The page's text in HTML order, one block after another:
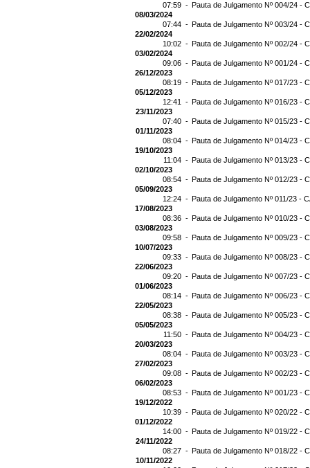
07:59 - Pauta de Julgamento Nº 004/24 -
08/03/2024
07:44 - Pauta de Julgamento Nº 003/24 -
22/02/2024
10:02 - Pauta de Julgamento Nº 002/24 -
03/02/2024
09:06 - Pauta de Julgamento Nº 001/24 -
26/12/2023
08:19 - Pauta de Julgamento Nº 017/23 -
05/12/2023
12:41 - Pauta de Julgamento Nº 016/23 -
23/11/2023
07:40 - Pauta de Julgamento Nº 015/23 -
01/11/2023
08:04 - Pauta de Julgamento Nº 014/23 -
19/10/2023
11:04 - Pauta de Julgamento Nº 013/23 -
02/10/2023
08:54 - Pauta de Julgamento Nº 012/23 -
05/09/2023
12:24 - Pauta de Julgamento Nº 011/23 -
17/08/2023
08:36 - Pauta de Julgamento Nº 010/23 -
03/08/2023
09:58 - Pauta de Julgamento Nº 009/23 -
10/07/2023
09:33 - Pauta de Julgamento Nº 008/23 -
22/06/2023
09:20 - Pauta de Julgamento Nº 007/23 -
01/06/2023
08:14 - Pauta de Julgamento Nº 006/23 -
22/05/2023
08:38 - Pauta de Julgamento Nº 005/23 -
05/05/2023
11:50 - Pauta de Julgamento Nº 004/23 -
20/03/2023
08:04 - Pauta de Julgamento Nº 003/23 -
27/02/2023
09:08 - Pauta de Julgamento Nº 002/23 -
06/02/2023
08:53 - Pauta de Julgamento Nº 001/23 -
19/12/2022
10:39 - Pauta de Julgamento Nº 020/22 -
01/12/2022
14:00 - Pauta de Julgamento Nº 019/22 -
24/11/2022
08:27 - Pauta de Julgamento Nº 018/22 -
10/11/2022